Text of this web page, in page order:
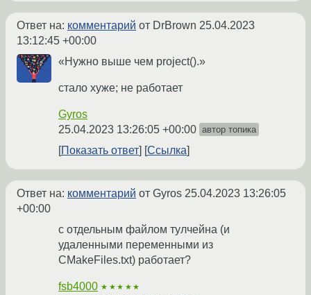
Ответ на: комментарий от DrBrown 25.04.2023
13:12:45 +00:00
«Нужно выше чем project().»
стало хуже; не работает
Gyros
25.04.2023 13:26:05 +00:00 автор топика
Показать ответ Ссылка
Ответ на: комментарий от Gyros 25.04.2023 13:26:05
+00:00
с отдельным файлом тулчейна (и
удаленными переменными из
CMakeFiles.txt) работает?
fsb4000 ★★★★★